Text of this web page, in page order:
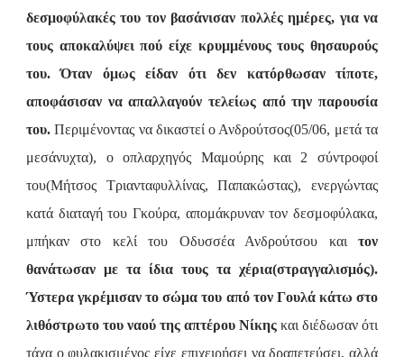
δεσμοφύλακές του τον βασάνισαν πολλές ημέρες, για να
τους αποκαλύψει πού είχε κρυμμένους τους θησαυρούς
του. Όταν όμως είδαν ότι δεν κατόρθωσαν τίποτε,
αποφάσισαν να απαλλαγούν τελείως από την παρουσία
του. Περιμένοντας να δικαστεί ο Ανδρούτσος(05/06, μετά τα
μεσάνυχτα), ο οπλαρχηγός Μαμούρης και 2 σύντροφοί
του(Μήτσος Τριανταφυλλίνας, Παπακώστας), ενεργώντας
κατά διαταγή του Γκούρα, απομάκρυναν τον δεσμοφύλακα,
μπήκαν στο κελί του Οδυσσέα Ανδρούτσου και
τον
θανάτωσαν με τα ίδια τους τα χέρια(στραγγαλισμός).
Ύστερα γκρέμισαν το σώμα του από τον Γουλά κάτω στο
λιθόστρωτο του ναού της απτέρου Νίκης και διέδωσαν ότι
τάχα ο φυλακισμένος είχε επιχειρήσει να δραπετεύσει, αλλά